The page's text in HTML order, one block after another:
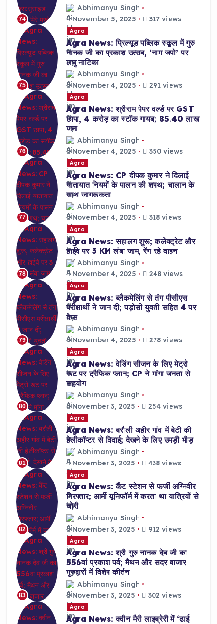
74
Abhimanyu Singh
November 5, 2025
317 views
75
Agra
Agra News: प्रिल्यूड पब्लिक स्कूल में गुरु
नानक जी का प्रकाश उत्सव, ‘नाम जपो’ पर
लघु नाटिका
Abhimanyu Singh
November 4, 2025
291 views
76
Agra
Agra News: श्रीराम पेपर वर्ल्ड पर GST
छापा, 4 करोड़ का स्टॉक गायब; 85.40 लाख
जमा
Abhimanyu Singh
November 4, 2025
350 views
77
Agra
Agra News: CP दीपक कुमार ने दिलाई
यातायात नियमों के पालन की शपथ; चालान के
साथ जागरूकता
Abhimanyu Singh
November 4, 2025
318 views
78
Agra
Agra News: सहालग शुरू; कलेक्ट्रेट और
हाईवे पर 3 KM लंबा जाम, रेंग रहे वाहन
Abhimanyu Singh
November 4, 2025
248 views
79
Agra
Agra News: ब्लैकमेलिंग से तंग पीसीएस
परीक्षार्थी ने जान दी; पड़ोसी युवती सहित 4 पर
केस
Abhimanyu Singh
November 4, 2025
278 views
80
Agra
Agra News: वेडिंग सीजन के लिए मेट्रो
रूट पर ट्रैफिक प्लान; CP ने मांगा जनता से
सहयोग
Abhimanyu Singh
November 3, 2025
254 views
81
Agra
Agra News: बरौली अहीर गांव में बेटी की
हेलीकॉप्टर से विदाई; देखने के लिए उमड़ी भीड़
Abhimanyu Singh
November 3, 2025
438 views
82
Agra
Agra News: कैंट स्टेशन से फर्जी अग्निवीर
गिरफ्तार; आर्मी यूनिफॉर्म में करता था यात्रियों से
चोरी
Abhimanyu Singh
November 3, 2025
912 views
83
Agra
Agra News: श्री गुरु नानक देव जी का
556वां प्रकाश पर्व; मैथन और सदर बाजार
गुरुद्वारों में विशेष कीर्तन
Abhimanyu Singh
November 3, 2025
302 views
Agra
Agra News: क्वीन मैरी लाइब्रेरी में ‘ढाई